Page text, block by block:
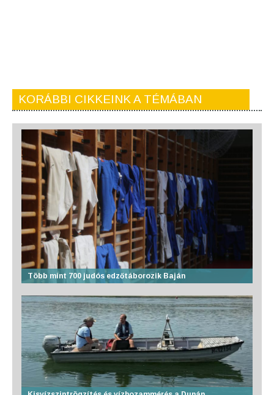
KORÁBBI CIKKEINK A TÉMÁBAN
Több mint 700 judós edzőtáborozik Baján